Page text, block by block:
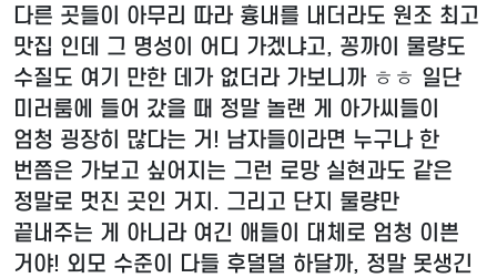
다른 곳들이 아무리 따라 흉내를 내더라도 원조 최고
맛집 인데 그 명성이 어디 가겠냐고, 꽁까이 물량도
수질도 여기 만한 데가 없더라 가보니까 ㅎㅎ 일단
미러룸에 들어 갔을 때 정말 놀랜 게 아가씨들이
엄청 굉장히 많다는 거! 남자들이라면 누구나 한
번쯤은 가보고 싶어지는 그런 로망 실현과도 같은
정말로 멋진 곳인 거지. 그리고 단지 물량만
끝내주는 게 아니라 여긴 애들이 대체로 엄청 이쁜
거야! 외모 수준이 다들 후덜덜 하달까, 정말 못생긴